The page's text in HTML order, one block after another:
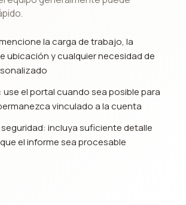
la carga de trabajo, la
ubicación y cualquier necesidad de
use el portal cuando sea posible para
vinculado a la cuenta
incluya suficiente detalle
el informe sea procesable